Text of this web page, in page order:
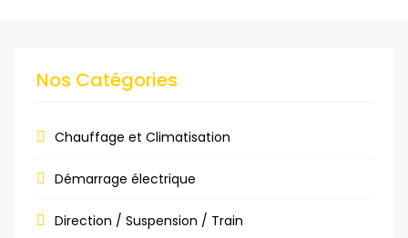
Nos Catégories
Chauffage et Climatisation
Démarrage électrique
Direction / Suspension / Train